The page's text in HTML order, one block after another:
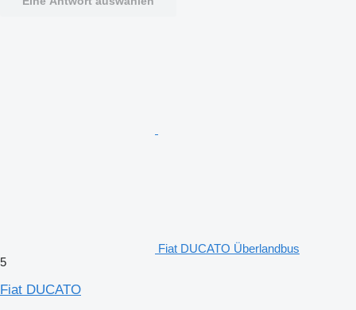
Fiat DUCATO Überlandbus
5
Fiat DUCATO